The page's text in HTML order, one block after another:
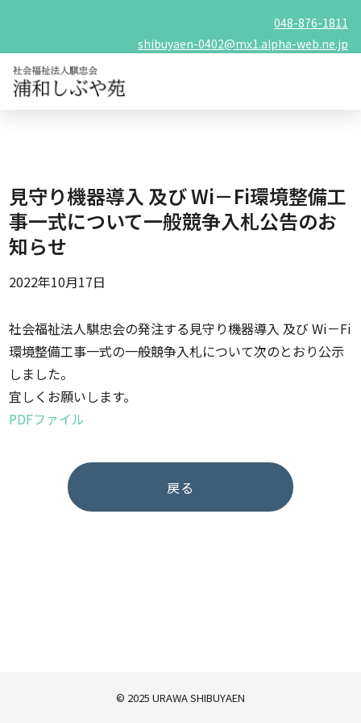
048-876-1811
shibuyaen-0402@mx1.alpha-web.ne.jp
見守り機器導入 及び Wi－Fi環境整備工
事一式について一般競争入札公告のお
知らせ
2022年10月17日
社会福祉法人騏忠会の発注する見守り機器導入 及び Wi－Fi
環境整備工事一式の一般競争入札について次のとおり公示
しました。
宜しくお願いします。
PDFファイル
戻る
© 2025 URAWA SHIBUYAEN